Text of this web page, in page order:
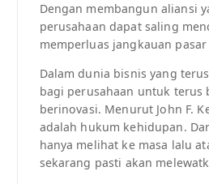
Dengan membangun aliansi
perusahaan dapat saling
memperluas jangkauan
Dalam dunia bisnis yang
bagi perusahaan untuk terus
berinovasi. Menurut John F.
adalah hukum kehidupan.
hanya melihat ke masa lalu
sekarang pasti akan